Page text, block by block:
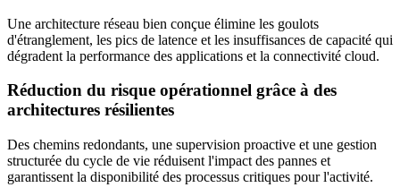
Une architecture réseau bien conçue élimine les goulots
d'étranglement, les pics de latence et les insuffisances de capacité qui
dégradent la performance des applications et la connectivité cloud.
Réduction du risque opérationnel grâce à des
architectures résilientes
Des chemins redondants, une supervision proactive et une gestion
structurée du cycle de vie réduisent l'impact des pannes et
garantissent la disponibilité des processus critiques pour l'activité.